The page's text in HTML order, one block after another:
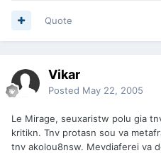
Quote
Vikar
Posted May 22, 2005
Le Mirage, seuxaristw polu gia
kritikn. Tnv protasn sou va
tnv akolou8nsw. Mevdiaferei va